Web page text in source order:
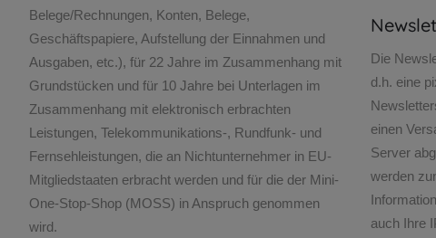
Belege/Rechnungen, Konten, Belege,
Geschäftspapiere, Aufstellung der Einnahmen und
Ausgaben, etc.), für 22 Jahre im Zusammenhang mit
Grundstücken und für 10 Jahre bei Unterlagen im
Zusammenhang mit elektronisch erbrachten
Leistungen, Telekommunikations-, Rundfunk- und
Fernsehleistungen, die an Nichtunternehmer in EU-
Mitgliedstaaten erbracht werden und für die der Mini-
One-Stop-Shop (MOSS) in Anspruch genommen
wird.
Die
d.h. eine
einen
Server
werden
auch Ihre